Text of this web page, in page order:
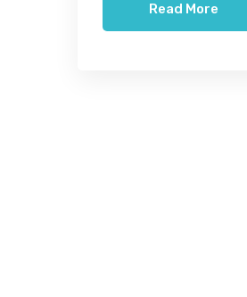
Read More